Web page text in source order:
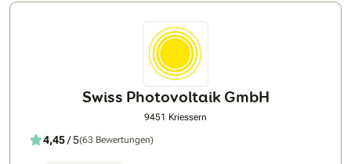
Swiss Photovoltaik GmbH
9451 Kriessern
4,45/ 5(63 Bewertungen)